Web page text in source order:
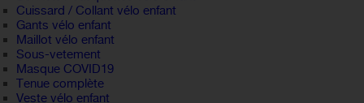
Cuissard / Collant vélo enfant
Gants vélo enfant
Maillot vélo enfant
Sous-vetement
Masque COVID19
Tenue complète
Veste vélo enfant